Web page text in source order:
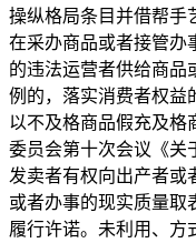
操纵格局条目并借帮手
在采办商品或者接管办
的违法运营者供给商品
例的，落实消费者权益
以不及格商品假充及格
委员会第十次会议《关
发卖者有权向出产者或
或者办事的现实质量取
履行许诺。未利用、方